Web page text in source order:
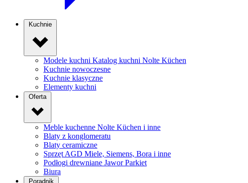
Modele kuchni Katalog kuchni Nolte Küchen
Kuchnie nowoczesne
Kuchnie klasyczne
Elementy kuchni
Meble kuchenne Nolte Küchen i inne
Blaty z konglomeratu
Blaty ceramiczne
Sprzęt AGD Miele, Siemens, Bora i inne
Podłogi drewniane Jawor Parkiet
Biura